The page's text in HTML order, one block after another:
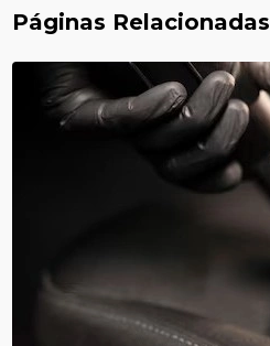
Páginas Relacionadas